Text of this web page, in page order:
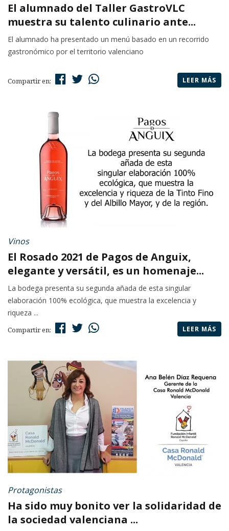
El alumnado del Taller GastroVLC
muestra su talento culinario ante...
El alumnado ha presentado un menú basado en un recorrido
gastronómico por el territorio valenciano
Compartir en: LEER MÁS
Vinos
El Rosado 2021 de Pagos de Anguix,
elegante y versátil, es un homenaje...
La bodega presenta su segunda añada de esta singular
elaboración 100% ecológica, que muestra la excelencia y
riqueza ...
Compartir en: LEER MÁS
Protagonistas
Ha sido muy bonito ver la solidaridad de
la sociedad valenciana ...